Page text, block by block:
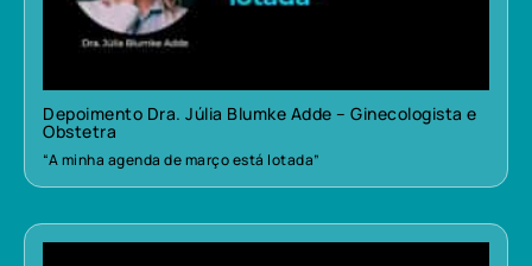
Depoimento Dra. Júlia Blumke Adde – Ginecologista e
Obstetra
“A minha agenda de março está lotada”